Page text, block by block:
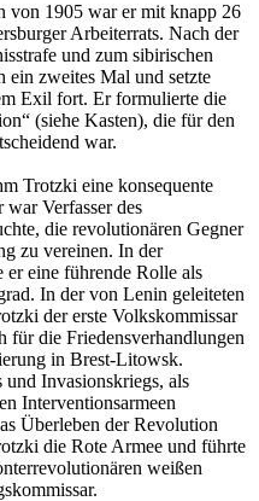
von 1905 war er mit knapp 26
Arbeiterrats. Nach der
und zum sibirischen
zweites Mal und setzte
Exil fort. Er formulierte die
(siehe Kasten), die für den
war.
Trotzki eine konsequente
Verfasser des
die revolutionären Gegner
zu vereinen. In der
er eine führende Rolle als
In der von Lenin geleiteten
der erste Volkskommissar
für die Friedensverhandlungen
in Brest-Litowsk.
Invasionskriegs, als
Interventionsarmeen
Überleben der Revolution
die Rote Armee und führte
weißen